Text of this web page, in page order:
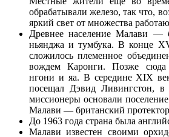
обрабатывали железо, так что,
яркий свет от множества
Древнее население Малави —
ньянджа и тумбука. В конце
сложилось племенное
вождем Каронги. Позже сюда
нгони и яа. В середине XIX
посещал Дэвид Ливингстон, в
миссионеры основали
Малави — британский
До 1963 года страна была
Малави известен своими